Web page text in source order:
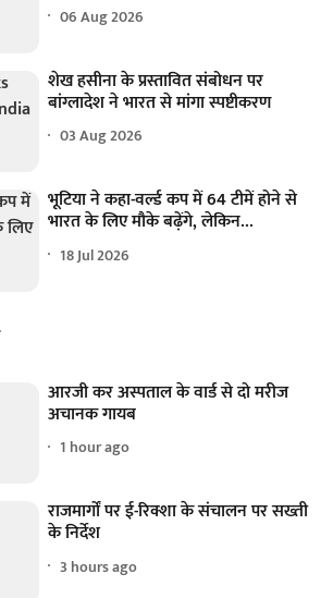
06 Aug 2026
शेख हसीना के प्रस्तावित संबोधन पर
बांग्लादेश ने भारत से मांगा स्पष्टीकरण
03 Aug 2026
भूटिया ने कहा-वर्ल्ड कप में 64 टीमें होने से
भारत के लिए मौके बढ़ेंगे, लेकिन...
18 Jul 2026
आरजी कर अस्पताल के वार्ड से दो मरीज
अचानक गायब
1 hour ago
राजमार्गों पर ई-रिक्शा के संचालन पर सख्ती
के निर्देश
3 hours ago